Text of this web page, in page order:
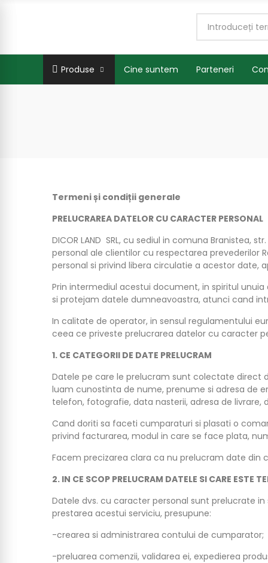
Produse Cine suntem Parteneri
Termeni și condiții generale
PRELUCRAREA DATELOR CU CARACTER PERSONAL
DICOR LAND SRL, cu sediul in comuna Branistea,
personal ale clientilor cu respectarea prevederilor
personal si privind libera circulatie a acestor date,
Prin intermediul acestui document, in spiritul
si protejam datele dumneavoastra, atunci cand
In calitate de operator, in sensul regulamentului
ceea ce priveste prelucrarea datelor cu caracter
1. CE CATEGORII DE DATE PRELUCRAM
Datele pe care le prelucram sunt colectate direct
luam cunostinta de nume, prenume si adresa de
telefon, fotografie, data nasterii, adresa de livrare,
Cand doriti sa faceti cumparaturi si plasati o
privind facturarea, modul in care se face plata,
Facem precizarea clara ca nu prelucram date din
2. IN CE SCOP PRELUCRAM DATELE SI CARE ESTE
Datele dvs. cu caracter personal sunt prelucrate
prestarea acestui serviciu, presupune:
-crearea si administrarea contului de cumparator;
-preluarea comenzii, validarea ei, expedierea